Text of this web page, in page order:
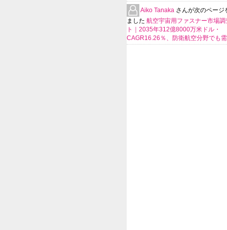
Aiko Tanaka さんが次のページ
ました 航空宇宙用ファスナー市場調
ト｜2035年312億8000万米ドル・
CAGR16.26％、防衛航空分野でも